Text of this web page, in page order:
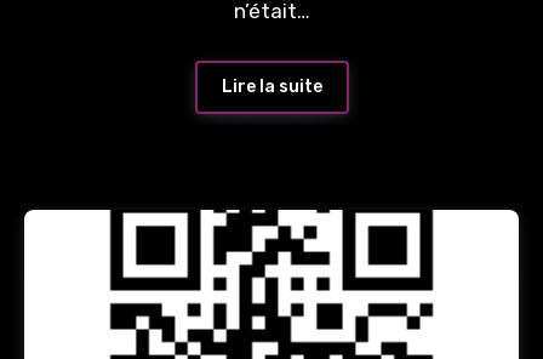
n’était…
Lire la suite